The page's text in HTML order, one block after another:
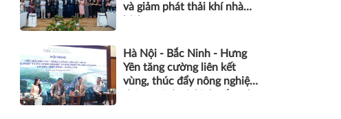
và giảm phát thải khí nhà
Hà Nội - Bắc Ninh - Hưng
Yên tăng cường liên kết
vùng, thúc đẩy nông nghiệp